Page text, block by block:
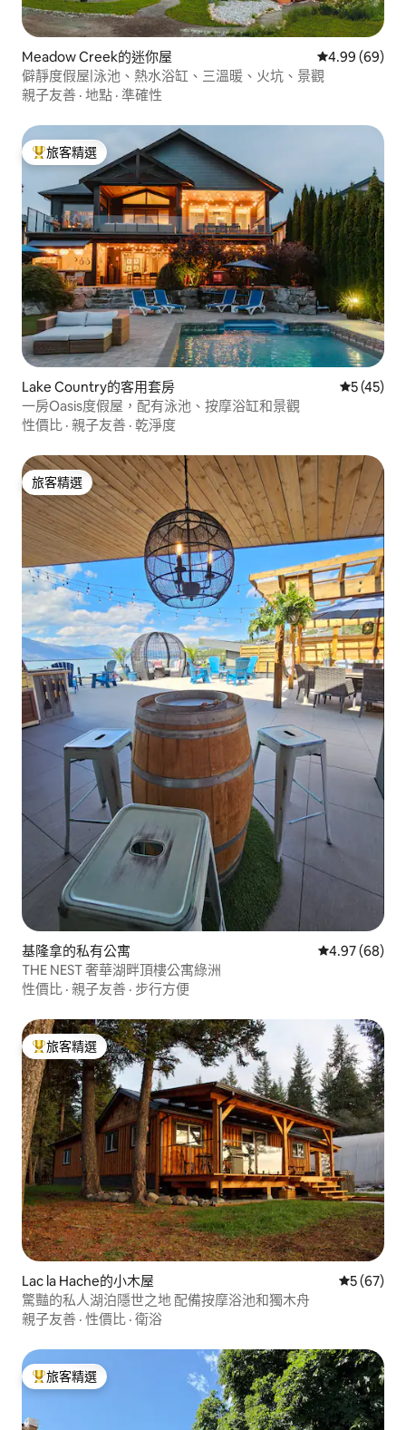
Meadow Creek的迷你屋 從 69 則評價
4.99 (69)
僻靜度假屋|泳池、熱水浴缸、三溫暖、火坑、景觀
親子友善 · 地點 · 準確性
旅客精選榜首
旅客精選
Lake Country的客用套房 從 45 則評
5 (45)
一房Oasis度假屋，配有泳池、按摩浴缸和景觀
性價比 · 親子友善 · 乾淨度
旅客精選
旅客精選
基隆拿的私有公寓 從 68 則評價
4.97 (68)
THE NEST 奢華湖畔頂樓公寓綠洲
性價比 · 親子友善 · 步行方便
旅客精選榜首
旅客精選
Lac la Hache的小木屋 從 67 則評
5 (67)
驚豔的私人湖泊隱世之地 配備按摩浴池和獨木舟
親子友善 · 性價比 · 衛浴
旅客精選榜首
旅客精選